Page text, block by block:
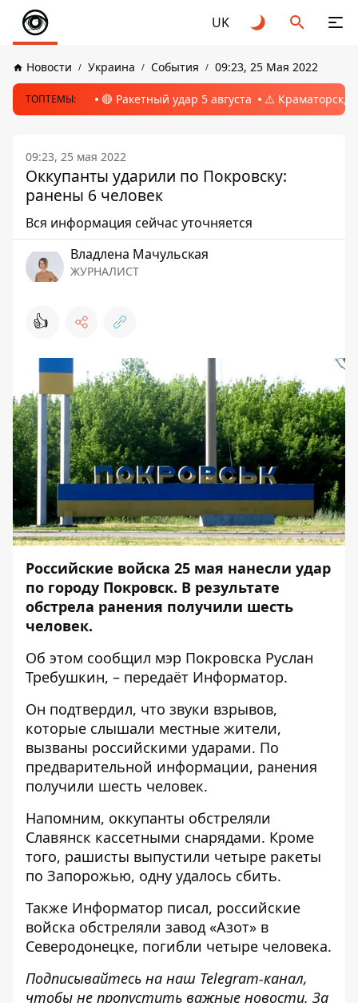
UK
Новости Украина События 09:23, 25 Мая 2022
ТОПТЕМЫ: 🔴 Ракетный удар 5 августа ⚠️ Краматорск,
09:23, 25 мая 2022
Оккупанты ударили по Покровску:
ранены 6 человек
Вся информация сейчас уточняется
Владлена Мачульская
ЖУРНАЛИСТ
👍
Российские войска 25 мая нанесли удар
по городу Покровск. В результате
обстрела ранения получили шесть
человек.
Об этом сообщил мэр Покровска Руслан
Требушкин, – передаёт Информатор.
Он подтвердил, что звуки взрывов,
которые слышали местные жители,
вызваны российскими ударами. По
предварительной информации, ранения
получили шесть человек.
Напомним, оккупанты обстреляли
Славянск кассетными снарядами. Кроме
того, рашисты выпустили четыре ракеты
по Запорожью, одну удалось сбить.
Также Информатор писал, российские
войска обстреляли завод «Азот» в
Северодонецке, погибли четыре человека.
Подписывайтесь на наш Telegram-канал,
чтобы не пропустить важные новости. За